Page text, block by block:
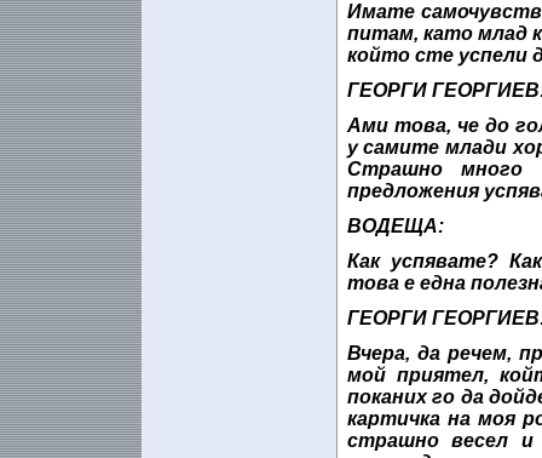
Имате
питам, като млад
който сте успели
ГЕОРГИ
Ами това, че до
у самите млади
Страшно много
предложения
ВОДЕЩА:
Как успявате?
това е една
ГЕОРГИ
Вчера, да речем,
мой приятел,
поканих го да
картичка на моя
страшно весел и